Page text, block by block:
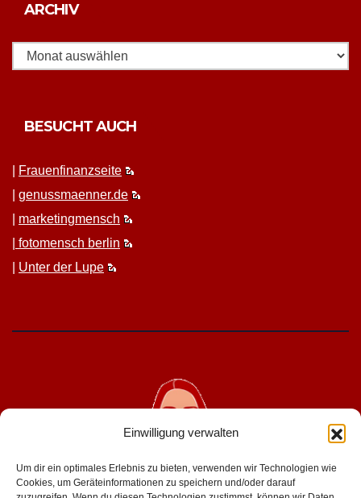
Einwilligung verwalten
Um dir ein optimales Erlebnis zu bieten, verwenden wir Technologien wie
Cookies, um Geräteinformationen zu speichern und/oder darauf
ARCHIV
BESUCHT AUCH
Frauen­fi­nanz­seite
genussmaenner.de
mar­ket­ing­men­sch
fotomen­sch berlin
Unter der Lupe